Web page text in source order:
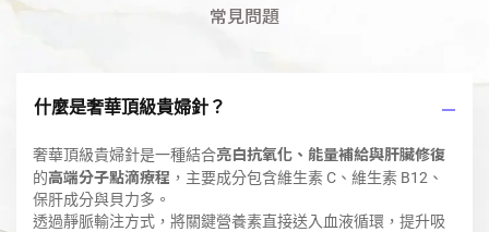
常見問題
什麼是奢華頂級貴婦針？
奢華頂級貴婦針是一種結合亮白抗氧化、能量補給與肝臟修復
的高端分子點滴療程 ，主要成分包含維生素 C、維生素 B12、
保肝成分與貝力多。
透過靜脈輸注方式，將關鍵營養素直接送入血液循環，提升吸